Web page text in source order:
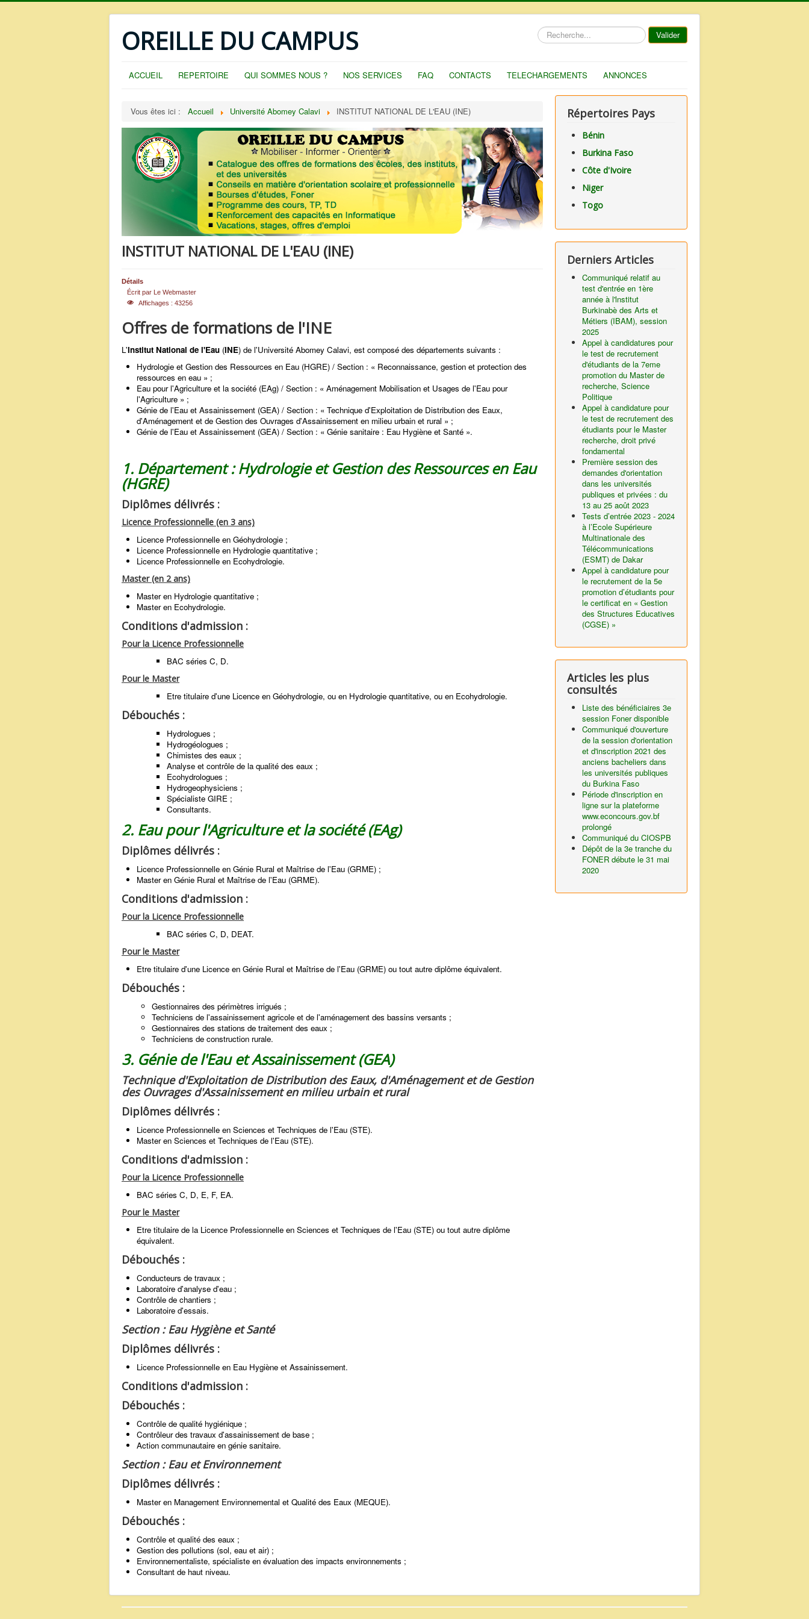
OREILLE DU CAMPUS Rechercher Valider
ACCUEIL REPERTOIRE QUI SOMMES NOUS ? NOS SERVICES FAQ CONTACTS TELECHARGEMENTS ANNONCES
Vous êtes ici : Accueil Université Abomey Calavi INSTITUT NATIONAL DE L'EAU (INE)
INSTITUT NATIONAL DE L'EAU (INE)
Détails
Écrit par Le Webmaster
Affichages : 43256
Offres de formations de l'INE
L'Institut National de l'Eau (INE) de l'Université Abomey Calavi, est composé des départements suivants :
Hydrologie et Gestion des Ressources en Eau (HGRE) / Section : « Reconnaissance, gestion et protection des
ressources en eau » ;
Eau pour l'Agriculture et la société (EAg) / Section : « Aménagement Mobilisation et Usages de l'Eau pour
l'Agriculture » ;
Génie de l'Eau et Assainissement (GEA) / Section : « Technique d'Exploitation de Distribution des Eaux,
d'Aménagement et de Gestion des Ouvrages d'Assainissement en milieu urbain et rural » ;
Génie de l'Eau et Assainissement (GEA) / Section : « Génie sanitaire : Eau Hygiène et Santé ».
1. Département : Hydrologie et Gestion des Ressources en Eau
(HGRE)
Diplômes délivrés :
Licence Professionnelle (en 3 ans)
Licence Professionnelle en Géohydrologie ;
Licence Professionnelle en Hydrologie quantitative ;
Licence Professionnelle en Ecohydrologie.
Master (en 2 ans)
Master en Hydrologie quantitative ;
Master en Ecohydrologie.
Conditions d'admission :
Pour la Licence Professionnelle
BAC séries C, D.
Pour le Master
Etre titulaire d'une Licence en Géohydrologie, ou en Hydrologie quantitative, ou en Ecohydrologie.
Débouchés :
Hydrologues ;
Hydrogéologues ;
Chimistes des eaux ;
Analyse et contrôle de la qualité des eaux ;
Ecohydrologues ;
Hydrogeophysiciens ;
Spécialiste GIRE ;
Consultants.
2. Eau pour l'Agriculture et la société (EAg)
Diplômes délivrés :
Licence Professionnelle en Génie Rural et Maîtrise de l'Eau (GRME) ;
Master en Génie Rural et Maîtrise de l'Eau (GRME).
Conditions d'admission :
Pour la Licence Professionnelle
BAC séries C, D, DEAT.
Pour le Master
Etre titulaire d'une Licence en Génie Rural et Maîtrise de l'Eau (GRME) ou tout autre diplôme équivalent.
Débouchés :
Gestionnaires des périmètres irrigués ;
Techniciens de l'assainissement agricole et de l'aménagement des bassins versants ;
Gestionnaires des stations de traitement des eaux ;
Techniciens de construction rurale.
3. Génie de l'Eau et Assainissement (GEA)
Technique d'Exploitation de Distribution des Eaux, d'Aménagement et de Gestion
des Ouvrages d'Assainissement en milieu urbain et rural
Diplômes délivrés :
Licence Professionnelle en Sciences et Techniques de l'Eau (STE).
Master en Sciences et Techniques de l'Eau (STE).
Conditions d'admission :
Pour la Licence Professionnelle
BAC séries C, D, E, F, EA.
Pour le Master
Etre titulaire de la Licence Professionnelle en Sciences et Techniques de l'Eau (STE) ou tout autre diplôme
équivalent.
Débouchés :
Conducteurs de travaux ;
Laboratoire d'analyse d'eau ;
Contrôle de chantiers ;
Laboratoire d'essais.
Section : Eau Hygiène et Santé
Diplômes délivrés :
Licence Professionnelle en Eau Hygiène et Assainissement.
Conditions d'admission :
Débouchés :
Contrôle de qualité hygiénique ;
Contrôleur des travaux d'assainissement de base ;
Action communautaire en génie sanitaire.
Section : Eau et Environnement
Diplômes délivrés :
Master en Management Environnemental et Qualité des Eaux (MEQUE).
Débouchés :
Contrôle et qualité des eaux ;
Gestion des pollutions (sol, eau et air) ;
Environnementaliste, spécialiste en évaluation des impacts environnements ;
Consultant de haut niveau.
Répertoires Pays
Bénin
Burkina Faso
Côte d'Ivoire
Niger
Togo
Derniers Articles
Communiqué relatif au
test d'entrée en 1ère
année à l'lnstitut
Burkinabè des Arts et
Métiers (IBAM), session
2025
Appel à candidatures pour
le test de recrutement
d'étudiants de la 7eme
promotion du Master de
recherche, Science
Politique
Appel à candidature pour
le test de recrutement des
étudiants pour le Master
recherche, droit privé
fondamental
Première session des
demandes d'orientation
dans les universités
publiques et privées : du
13 au 25 août 2023
Tests d’entrée 2023 - 2024
à l’Ecole Supérieure
Multinationale des
Télécommunications
(ESMT) de Dakar
Appel à candidature pour
le recrutement de la 5e
promotion d’étudiants pour
le certificat en « Gestion
des Structures Educatives
(CGSE) »
Articles les plus
consultés
Liste des bénéficiaires 3e
session Foner disponible
Communiqué d'ouverture
de la session d'orientation
et d'inscription 2021 des
anciens bacheliers dans
les universités publiques
du Burkina Faso
Période d'inscription en
ligne sur la plateforme
www.econcours.gov.bf
prolongé
Communiqué du CIOSPB
Dépôt de la 3e tranche du
FONER débute le 31 mai
2020